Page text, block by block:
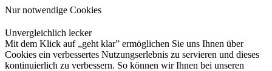
Nur notwendige Cookies
Unvergleichlich lecker
Mit dem Klick auf „geht klar” ermöglichen Sie uns Ihnen über
Cookies ein verbessertes Nutzungserlebnis zu servieren und dieses
kontinuierlich zu verbessern. So können wir Ihnen bei unseren